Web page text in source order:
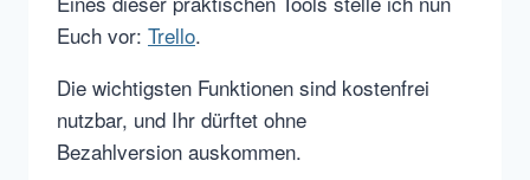
Euch vor: Trello.
Die wichtigsten Funktionen sind kostenfrei
nutzbar, und Ihr dürftet ohne
Bezahlversion auskommen.